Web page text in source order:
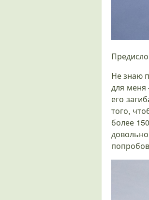
Не знаю
для меня
его
того,
более